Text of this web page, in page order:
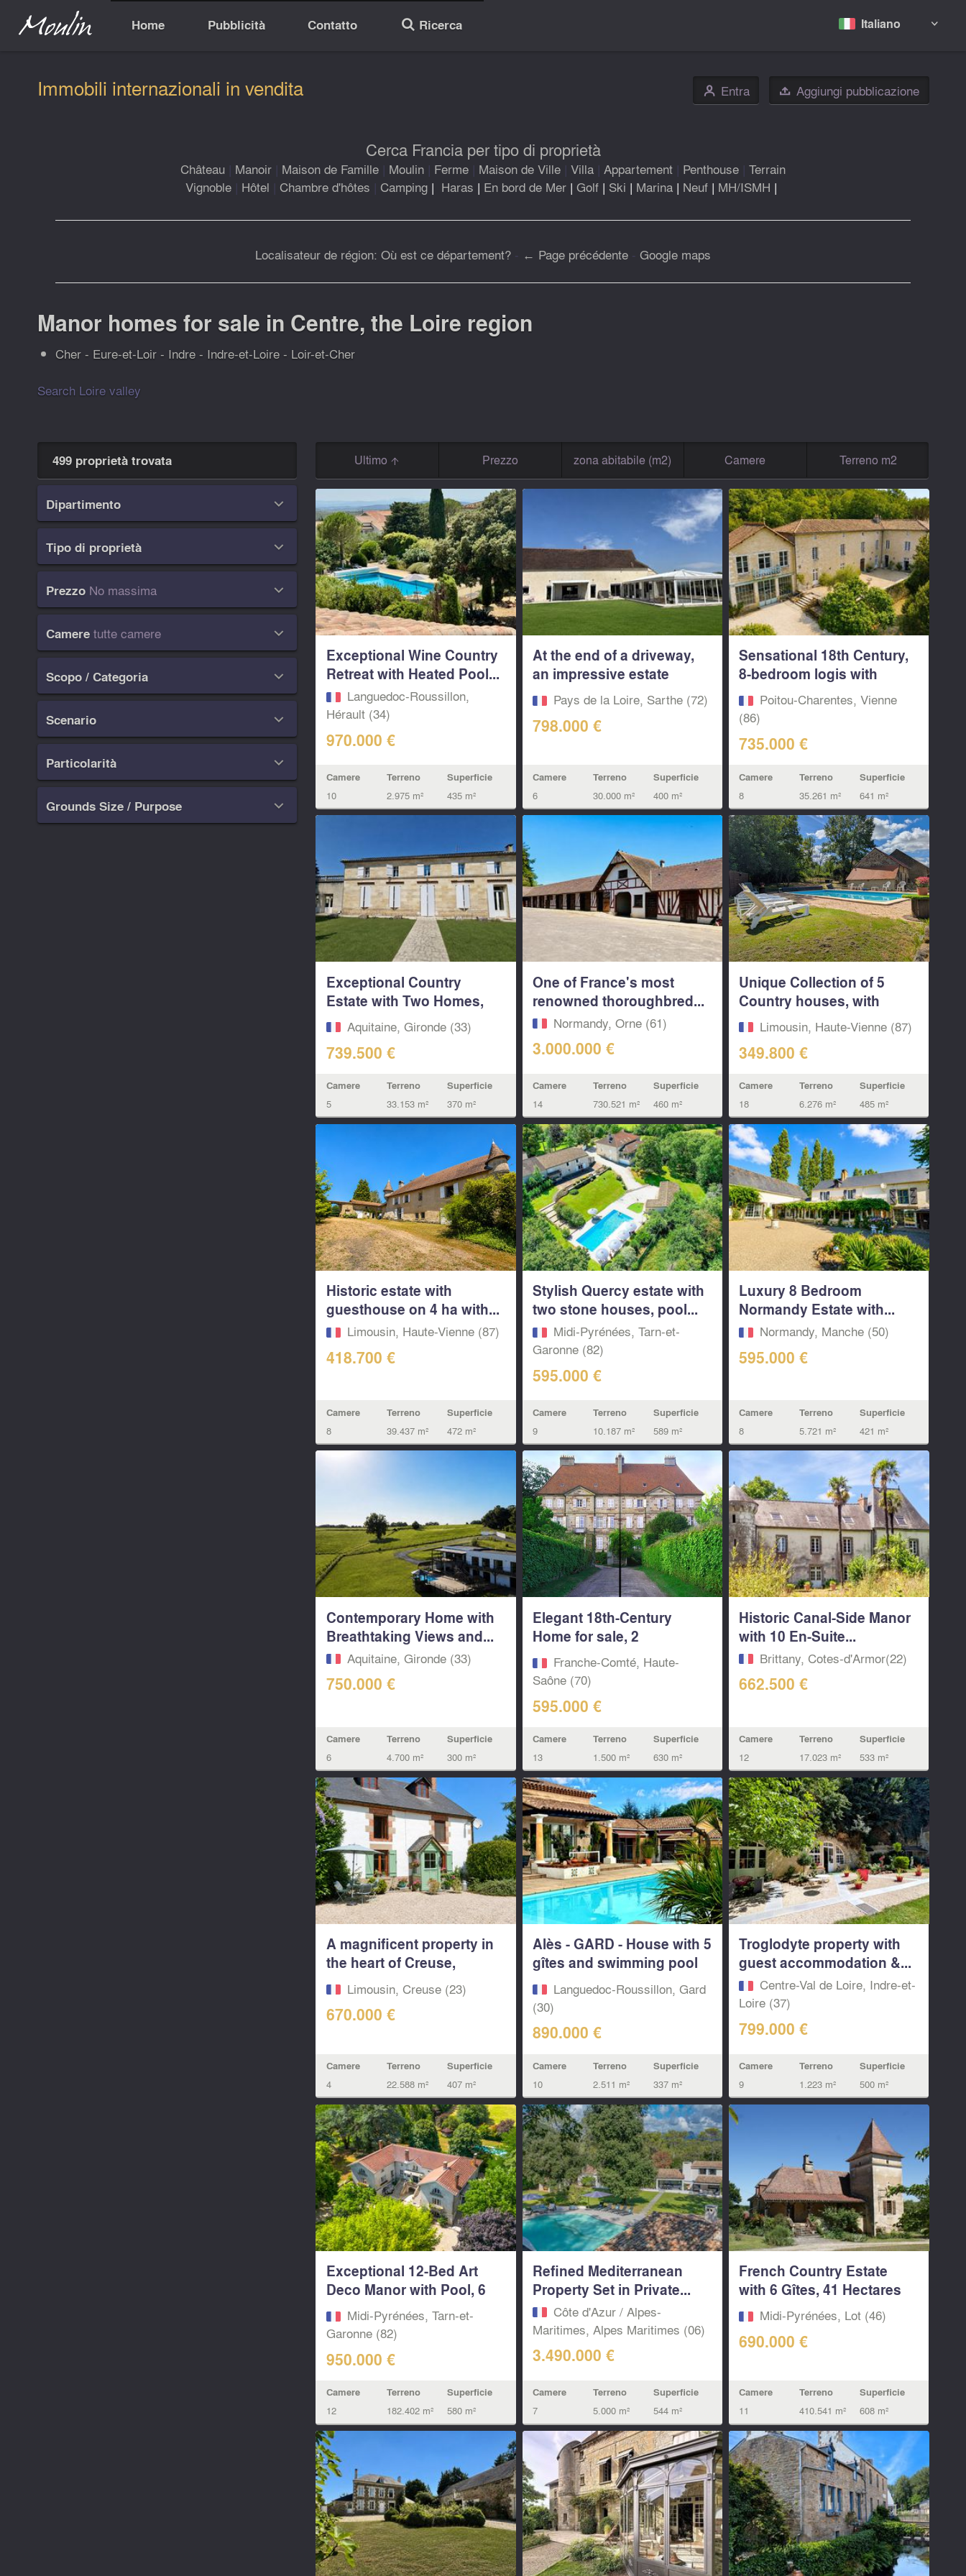
Home Pubblicità Contatto 🔎 Ricerca Italiano 
Immobili internazionali in vendita 👤 Entra  Aggiungi pubblicazione
Cerca Francia per tipo di proprietà
Château | Manoir | Maison de Famille | Moulin | Ferme | Maison de Ville | Villa | Appartement | Penthouse | Terrain
Vignoble | Hôtel | Chambre d'hôtes | Camping | Haras | En bord de Mer | Golf | Ski | Marina | Neuf | MH/ISMH |
Localisateur de région: Où est ce département? - ← Page précédente - Google maps
Manor homes for sale in Centre, the Loire region
Cher - Eure-et-Loir - Indre - Indre-et-Loire - Loir-et-Cher
Search Loire valley
499 proprietà trovata
Dipartimento 
Tipo di proprietà 
Prezzo No massima 
Camere tutte camere 
Scopo / Categoria 
Scenario 
Particolarità 
Grounds Size / Purpose 
Ultimo Prezzo zona abitabile (m2) Camere Terreno m2
Exceptional Wine Country
Retreat with Heated Pool...
Languedoc-Roussillon,
Hérault (34)
970.000 €
Camere
10
Terreno
2.975 m²
Superficie
435 m²
At the end of a driveway,
an impressive estate
featuring...
Pays de la Loire, Sarthe (72)
798.000 €
Camere
6
Terreno
30.000 m²
Superficie
400 m²
Sensational 18th Century,
8-bedroom logis with
pool...Poitou-Charentes, Vienne
(86)
735.000 €
Camere
8
Terreno
35.261 m²
Superficie
641 m²
Exceptional Country
Estate with Two Homes,
Pool &...
Aquitaine, Gironde (33)
739.500 €
Camere
5
Terreno
33.153 m²
Superficie
370 m²
One of France's most
renowned thoroughbred...
Normandy, Orne (61)
3.000.000 €
Camere
14
Terreno
730.521 m²
Superficie
460 m²
Unique Collection of 5
Country houses, with
pool...Limousin, Haute-Vienne (87)
349.800 €
Camere
18
Terreno
6.276 m²
Superficie
485 m²
Historic estate with
guesthouse on 4 ha with...
Limousin, Haute-Vienne (87)
418.700 €
Camere
8
Terreno
39.437 m²
Superficie
472 m²
Stylish Quercy estate with
two stone houses, pool...
Midi-Pyrénées, Tarn-et-
Garonne (82)
595.000 €
Camere
9
Terreno
10.187 m²
Superficie
589 m²
Luxury 8 Bedroom
Normandy Estate with...
Normandy, Manche (50)
595.000 €
Camere
8
Terreno
5.721 m²
Superficie
421 m²
Contemporary Home with
Breathtaking Views and...
Aquitaine, Gironde (33)
750.000 €
Camere
6
Terreno
4.700 m²
Superficie
300 m²
Elegant 18th-Century
Home for sale, 2
Separate...
Franche-Comté, Haute-
Saône (70)
595.000 €
Camere
13
Terreno
1.500 m²
Superficie
630 m²
Historic Canal-Side Manor
with 10 En-Suite...
Brittany, Cotes-d'Armor(22)
662.500 €
Camere
12
Terreno
17.023 m²
Superficie
533 m²
A magnificent property in
the heart of Creuse,
featuring a...
Limousin, Creuse (23)
670.000 €
Camere
4
Terreno
22.588 m²
Superficie
407 m²
Alès - GARD - House with 5
gîtes and swimming pool
in...Languedoc-Roussillon, Gard
(30)
890.000 €
Camere
10
Terreno
2.511 m²
Superficie
337 m²
Troglodyte property with
guest accommodation &...
Centre-Val de Loire, Indre-et-
Loire (37)
799.000 €
Camere
9
Terreno
1.223 m²
Superficie
500 m²
Exceptional 12-Bed Art
Deco Manor with Pool, 6
Gîtes &...
Midi-Pyrénées, Tarn-et-
Garonne (82)
950.000 €
Camere
12
Terreno
182.402 m²
Superficie
580 m²
Refined Mediterranean
Property Set in Private...
Côte d'Azur / Alpes-
Maritimes, Alpes Maritimes (06)
3.490.000 €
Camere
7
Terreno
5.000 m²
Superficie
544 m²
French Country Estate
with 6 Gîtes, 41 Hectares
&... Midi-Pyrénées, Lot (46)
690.000 €
Camere
11
Terreno
410.541 m²
Superficie
608 m²